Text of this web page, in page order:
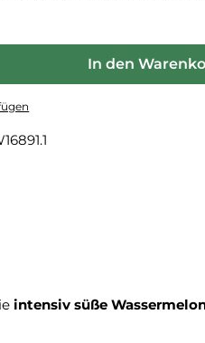
gewünschten Wert ein oder
In den
intensiv süße